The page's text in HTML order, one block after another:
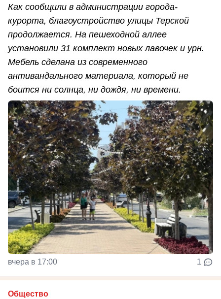
Как сообщили в администрации города-
курорта, благоустройство улицы Терской
продолжается. На пешеходной аллее
установили 31 комплект новых лавочек и урн.
Мебель сделана из современного
антивандального материала, который не
боится ни солнца, ни дождя, ни времени.
вчера в 17:00 1
Общество